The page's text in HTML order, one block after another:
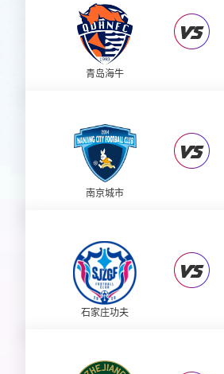
青岛海牛
南京城市
石家庄功夫